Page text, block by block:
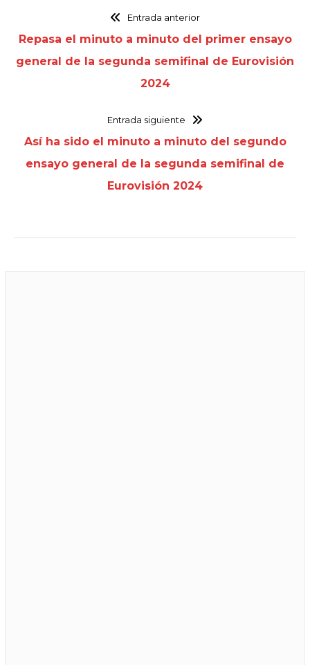
Entrada anterior
Repasa el minuto a minuto del primer ensayo
general de la segunda semifinal de Eurovisión
2024
Entrada siguiente
Así ha sido el minuto a minuto del segundo
ensayo general de la segunda semifinal de
Eurovisión 2024